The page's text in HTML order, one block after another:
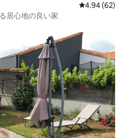
レビュー62
4.94 (62)
居心地の良い家
す。